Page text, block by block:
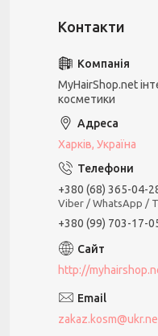
MyHairShop.net
косметики
Харків, Україна
+380 (68) 365-04-
Viber / WhatsApp /
+380 (99) 703-17-
http://